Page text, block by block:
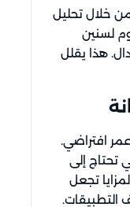
خلال تحليل
لسنين
هذا يقلل
افتراضي.
تحتاج إلى
تجعل
التطبيقات.